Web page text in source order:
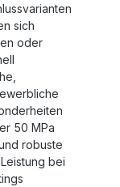
sich
oder
50 MPa
robuste
bei